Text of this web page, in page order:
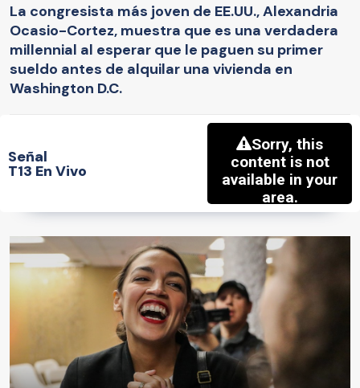
La congresista más joven de EE.UU., Alexandria
Ocasio-Cortez, muestra que es una verdadera
millennial al esperar que le paguen su primer
sueldo antes de alquilar una vivienda en
Washington D.C.
Señal
T13 En Vivo